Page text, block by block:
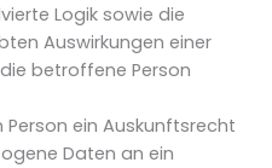
Logik sowie die
Auswirkungen einer
betroffene Person
ein Auskunftsrecht
Daten an ein